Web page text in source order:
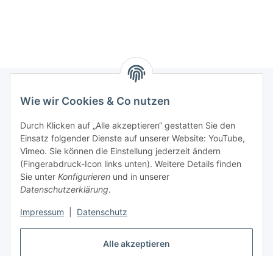
Alle akzeptieren
Wie wir Cookies & Co nutzen
Durch Klicken auf „Alle akzeptieren“ gestatten Sie den
Einsatz folgender Dienste auf unserer Website: YouTube,
Vimeo. Sie können die Einstellung jederzeit ändern
(Fingerabdruck-Icon links unten). Weitere Details finden
Sie unter Konfigurieren und in unserer
Datenschutzerklärung.
Impressum Datenschutz
Gesetzliche Informationen
Starke Marken
GARTLER